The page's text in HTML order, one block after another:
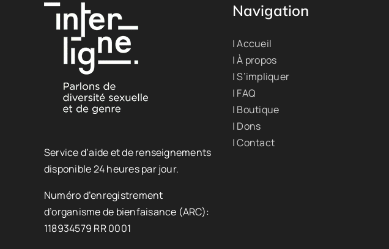
Service d’aide et de renseignements
disponible 24 heures par jour.
Numéro d’enregistrement
d’organisme de bienfaisance (ARC):
118934579 RR 0001
Navigation
| Accueil
| À propos
| S’impliquer
| FAQ
| Boutique
| Dons
| Contact